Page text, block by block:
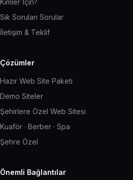
Kimler İçin?
Sık Sorulan Sorular
İletişim & Teklif
Çözümler
Hazır Web Site Paketi
Demo Siteler
Şehirlere Özel Web Sitesi
Kuaför · Berber · Spa
Şehre Özel
Önemli Bağlantılar